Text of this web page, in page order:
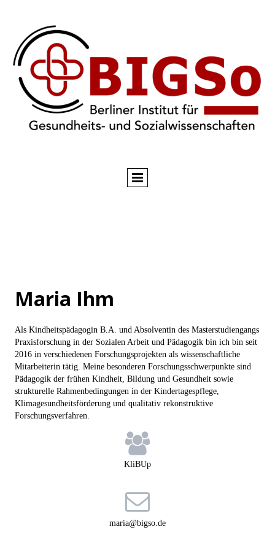
Maria Ihm
Als Kindheitspädagogin B.A. und Absolventin des Masterstudiengangs
Praxisforschung in der Sozialen Arbeit und Pädagogik bin ich bin seit
2016 in verschiedenen Forschungsprojekten als wissenschaftliche
Mitarbeiterin tätig. Meine besonderen Forschungsschwerpunkte sind
Pädagogik der frühen Kindheit, Bildung und Gesundheit sowie
strukturelle Rahmenbedingungen in der Kindertagespflege,
Klimagesundheitsförderung und qualitativ rekonstruktive
Forschungsverfahren.

KliBUp

maria@bigso.de